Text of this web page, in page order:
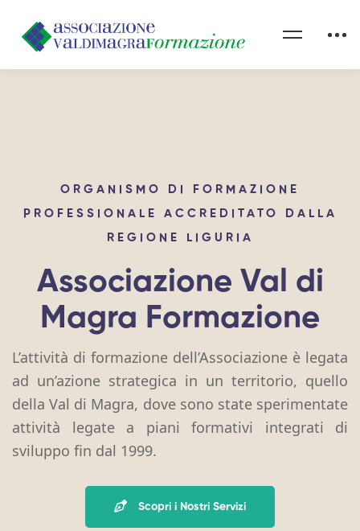
ORGANISMO DI FORMAZIONE
PROFESSIONALE ACCREDITATO DALLA
REGIONE LIGURIA
Associazione Val di
Magra Formazione
L’attività di formazione dell’Associazione è legata
ad un’azione strategica in un territorio, quello
della Val di Magra, dove sono state sperimentate
attività legate a piani formativi integrati di
sviluppo fin dal 1999.
Scopri i Nostri Servizi